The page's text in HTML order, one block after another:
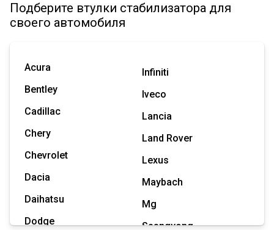
Подберите втулки стабилизатора для
своего автомобиля
Acura
Bentley
Cadillac
Chery
Chevrolet
Dacia
Daihatsu
Dodge
Infiniti
Iveco
Lancia
Land Rover
Lexus
Maybach
Mg
Ssangyong